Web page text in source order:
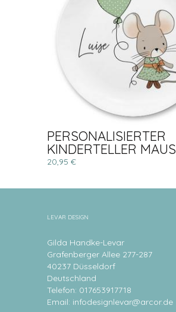
PERSONALISIERTER
KINDERTELLER MAUS
20,95 €
LEVAR DESIGN
Gilda Handke-Levar
Grafenberger Allee 277-287
40237 Düsseldorf
Deutschland
Telefon: 017653917718
Email: infodesignlevar@arcor.de